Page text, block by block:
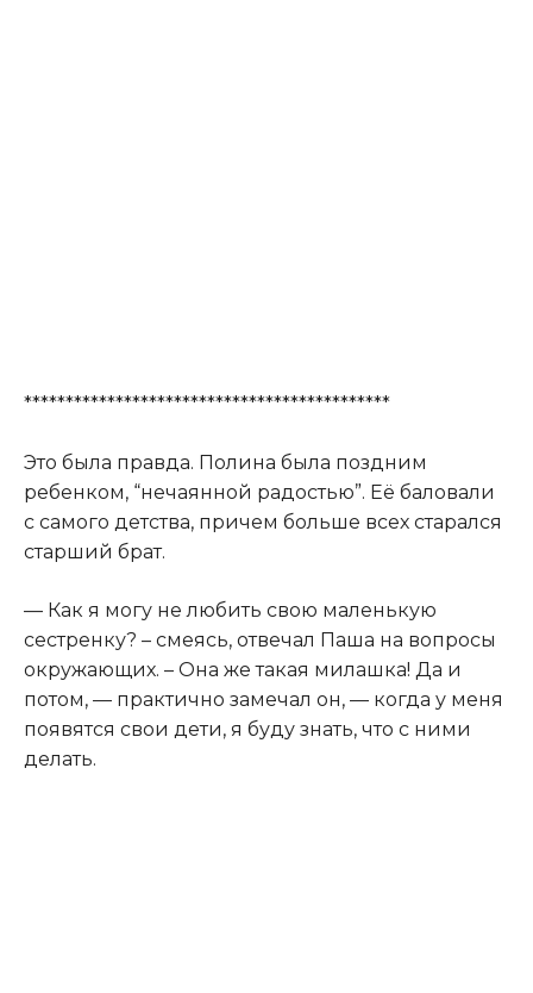
********************************************
Это была правда. Полина была поздним
ребенком, “нечаянной радостью”. Её баловали
с самого детства, причем больше всех старался
старший брат.
— Как я могу не любить свою маленькую
сестренку? – смеясь, отвечал Паша на вопросы
окружающих. – Она же такая милашка! Да и
потом, — практично замечал он, — когда у меня
появятся свои дети, я буду знать, что с ними
делать.